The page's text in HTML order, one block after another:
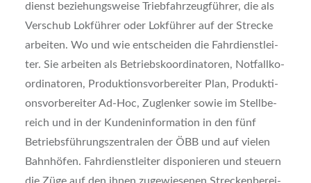
dienst bezie­hungs­wei­se Trieb­fahr­zeug­füh­rer, die als
Ver­schub Lok­füh­rer oder Lok­füh­rer auf der Stre­cke
arbei­ten. Wo und wie ent­schei­den die Fahr­dienst­lei­
ter. Sie arbei­ten als Betriebs­ko­or­di­na­to­ren, Not­fall­ko­
or­di­na­to­ren, Pro­duk­ti­ons­vor­be­rei­ter Plan, Pro­duk­ti­
ons­vor­be­rei­ter Ad-Hoc, Zug­len­ker sowie im Stell­be­
reich und in der Kun­den­in­for­ma­ti­on in den fünf
Betriebs­füh­rungs­zen­tra­len der ÖBB und auf vie­len
Bahn­hö­fen. Fahr­dienst­lei­ter dis­po­nie­ren und steu­ern